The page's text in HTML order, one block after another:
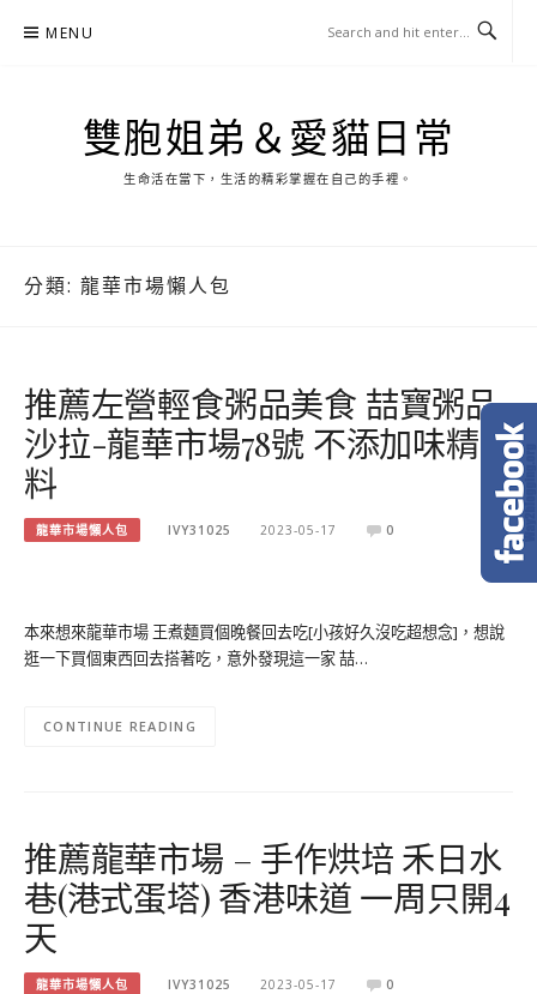
MENU
雙胞姐弟＆愛貓日常
生命活在當下，生活的精彩掌握在自己的手裡。
分類: 龍華市場懶人包
推薦左營輕食粥品美食 喆寶粥品
沙拉-龍華市場78號 不添加味精香
料
龍華市場懶人包 IVY31025 2023-05-17 0
本來想來龍華市場 王煮麵買個晚餐回去吃[小孩好久沒吃超想念]，想說
逛一下買個東西回去搭著吃，意外發現這一家 喆…
CONTINUE READING
推薦龍華市場 – 手作烘培 禾日水
巷(港式蛋塔) 香港味道 一周只開4
天
龍華市場懶人包 IVY31025 2023-05-17 0